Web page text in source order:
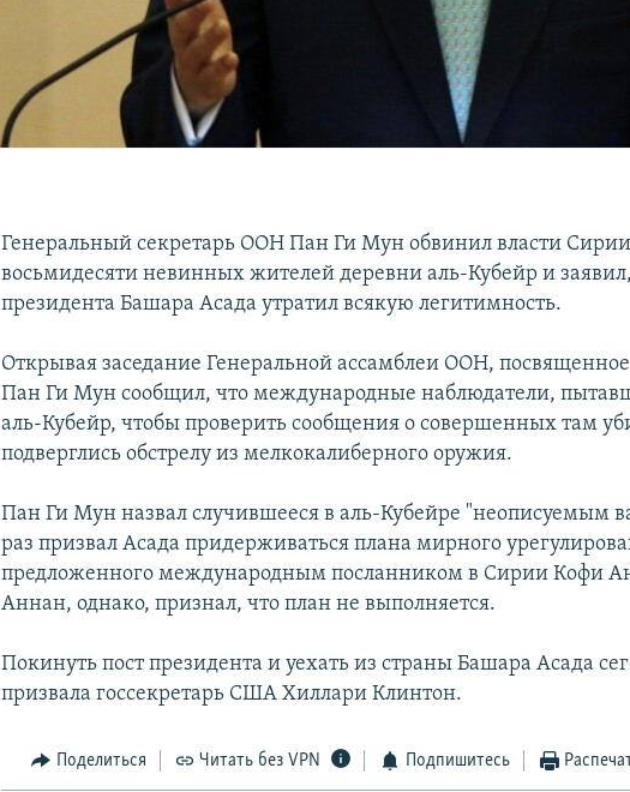
Генеральный секретарь ООН Пан Ги Мун обвинил власти Сирии
восьмидесяти невинных жителей деревни аль-Кубейр и
президента Башара Асада утратил всякую легитимность.
Открывая заседание Генеральной ассамблеи ООН,
Пан Ги Мун сообщил, что международные наблюдатели,
аль-Кубейр, чтобы проверить сообщения о совершенных там
подверглись обстрелу из мелкокалиберного оружия.
Пан Ги Мун назвал случившееся в аль-Кубейре "неописуемым
раз призвал Асада придерживаться плана мирного
предложенного международным посланником в Сирии Кофи
Аннан, однако, признал, что план не выполняется.
Покинуть пост президента и уехать из страны Башара Асада
призвала госсекретарь США Хиллари Клинтон.
Поделиться Читать без VPN Подпишитесь